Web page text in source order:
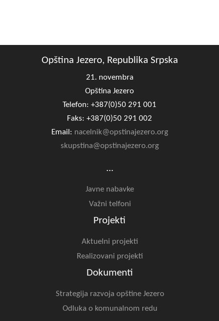
Opština Jezero, Republika Srpska
21. novembra
Opština Jezero
Telefon: +387(0)50 291 001
Faks: +387(0)50 291 002
Email: nacelnik@opstinajezero.org
skupstina@opstinajezero.org
...
Javne nabavke
Važni telfoni
Projekti
Aktuelni projekti
Realizovani projekti
Dokumenti
Strategija razvoja opštine Jezero
Odluka o komunalnom redu